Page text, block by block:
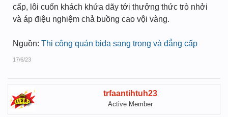
cấp, lôi cuốn khách khứa dãy tới thưởng thức trò nhởi
và áp điệu nghiệm chả buồng cao vội vàng.
Nguồn: Thi công quán bida sang trọng và đẳng cấp
17/6/23
trfaantihtuh23
Active Member